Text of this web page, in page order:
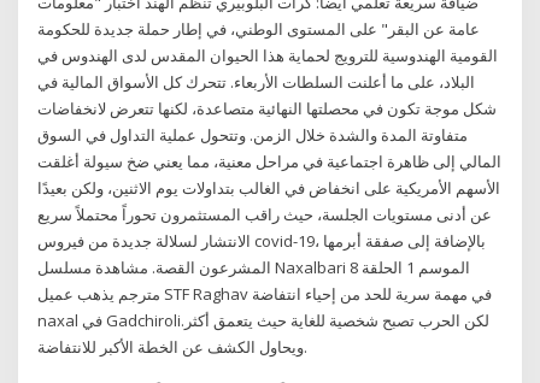
عامة عن البقر" على المستوى الوطني، في إطار حملة جديدة للحكومة
القومية الهندوسية للترويج لحماية هذا الحيوان المقدس لدى الهندوس في
البلاد، على ما أعلنت السلطات الأربعاء. تتحرك كل الأسواق المالية في
شكل موجة تكون في محصلتها النهائية متصاعدة، لكنها تتعرض لانخفاضات
متفاوتة المدة والشدة خلال الزمن. وتتحول عملية التداول في السوق
المالي إلى ظاهرة اجتماعية في مراحل معنية، مما يعني ضخ سيولة أغلقت
الأسهم الأمريكية على انخفاض في الغالب بتداولات يوم الاثنين، ولكن بعيدًا
عن أدنى مستويات الجلسة، حيث راقب المستثمرون تحوراً محتملاً سريع
الانتشار لسلالة جديدة من فيروس covid-19، بالإضافة إلى صفقة أبرمها
المشرعون القصة. مشاهدة مسلسل Naxalbari الموسم 1 الحلقة 8
مترجم يذهب عميل STF Raghav في مهمة سرية للحد من إحياء انتفاضة
naxal في Gadchiroli.لكن الحرب تصبح شخصية للغاية حيث يتعمق أكثر
ويحاول الكشف عن الخطة الأكبر للانتفاضة.